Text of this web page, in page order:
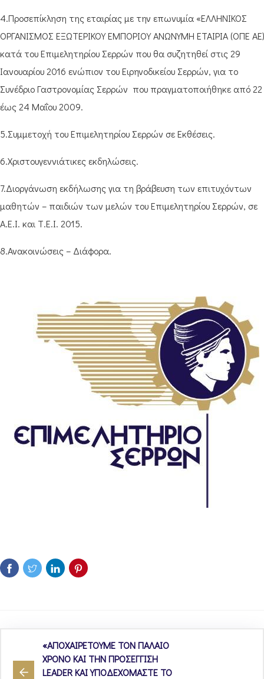
4.Προσεπίκληση της εταιρίας με την επωνυμία «ΕΛΛΗΝΙΚΟΣ
ΟΡΓΑΝΙΣΜΟΣ ΕΞΩΤΕΡΙΚΟΥ ΕΜΠΟΡΙΟΥ ΑΝΩΝΥΜΗ ΕΤΑΙΡΙΑ (ΟΠΕ
κατά του Επιμελητηρίου Σερρών που θα συζητηθεί στις 29
Ιανουαρίου 2016 ενώπιον του Ειρηνοδικείου Σερρών, για το
Συνέδριο Γαστρονομίας Σερρών που πραγματοποιήθηκε από 22
έως 24 Μαΐου 2009.
5.Συμμετοχή του Επιμελητηρίου Σερρών σε Εκθέσεις.
6.Χριστουγεννιάτικες εκδηλώσεις.
7.Διοργάνωση εκδήλωσης για τη βράβευση των επιτυχόντων
μαθητών – παιδιών των μελών του Επιμελητηρίου Σερρών, σε
Α.Ε.Ι. και Τ.Ε.Ι. 2015.
8.Ανακοινώσεις – Διάφορα.
«ΑΠΟΧΑΙΡΕΤΟΥΜΕ ΤΟΝ ΠΑΛΑΙΟ
ΧΡΟΝΟ ΚΑΙ ΤΗΝ ΠΡΟΣΕΓΓΙΣΗ
LEADER ΚΑΙ ΥΠΟΔΕΧΟΜΑΣΤΕ ΤΟ